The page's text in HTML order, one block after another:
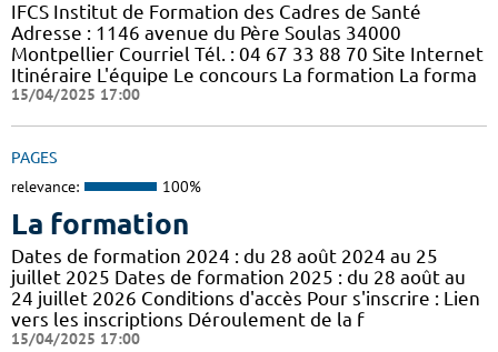
IFCS Institut de Formation des Cadres de Santé
Adresse : 1146 avenue du Père Soulas 34000
Montpellier Courriel Tél. : 04 67 33 88 70 Site Internet
Itinéraire L'équipe Le concours La formation La forma
15/04/2025 17:00
PAGES
relevance: 100%
La formation
Dates de formation 2024 : du 28 août 2024 au 25
juillet 2025 Dates de formation 2025 : du 28 août au
24 juillet 2026 Conditions d'accès Pour s'inscrire : Lien
vers les inscriptions Déroulement de la f
15/04/2025 17:00